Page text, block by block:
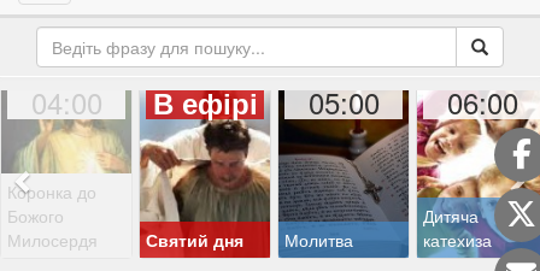
04:00
Коронка до
Божого
Милосердя
В ефірі
Святий дня
05:00
Молитва
06:00
Дитяча
катехиза